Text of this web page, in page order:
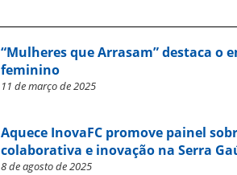
“Mulheres que Arrasam” destaca o
feminino
11 de março de 2025
Aquece InovaFC promove painel
colaborativa e inovação na Serra
8 de agosto de 2025